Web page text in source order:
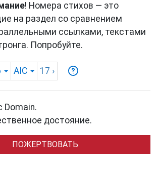
! Номера стихов — это
на раздел со сравнением
ссылками, текстами
Попробуйте.
AIC 17 ›
Domain.
достояние.
ПОЖЕРТВОВАТЬ